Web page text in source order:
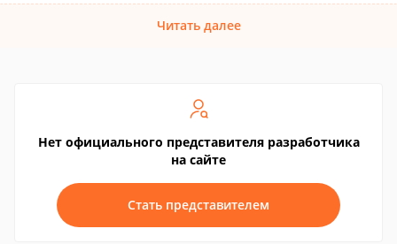
Читать далее
Нет официального представителя разработчика
на сайте
Стать представителем